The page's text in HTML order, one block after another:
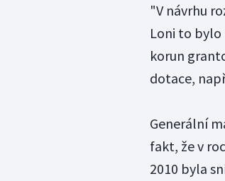
"V návrhu
Loni to bylo
korun
dotace,
Generální
fakt, že v
2010 byla